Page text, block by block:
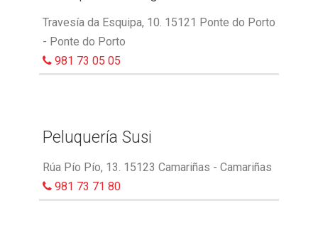
Travesía da Esquipa, 10. 15121 Ponte do Porto
- Ponte do Porto
981 73 05 05
Peluquería Susi
Rúa Pío Pío, 13. 15123 Camariñas - Camariñas
981 73 71 80